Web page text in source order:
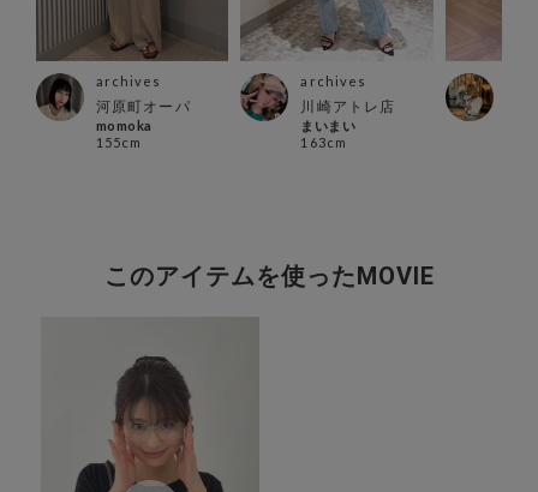
archives
河原町オーパ
momoka
155cm
archives
川崎アトレ店
まいまい
163cm
このアイテムを使ったMOVIE